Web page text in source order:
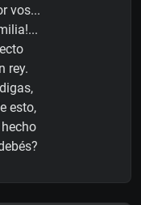
vos...
rey.
esto,